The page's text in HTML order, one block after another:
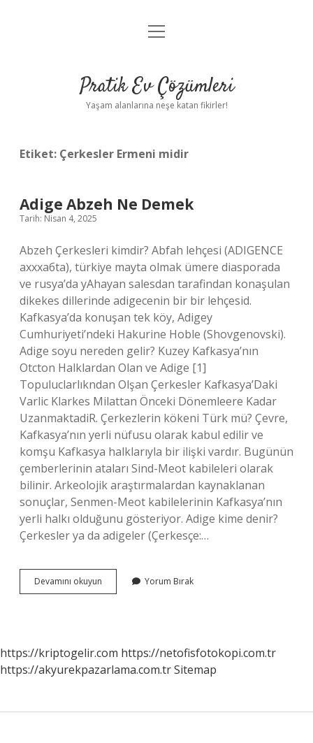
Anasayfa
Yasal Uyarı
menüyü
Pratik Ev Çözümleri
Yaşam alanlarına neşe katan fikirler!
Etiket: Çerkesler Ermeni midir
Adige Abzeh Ne Demek
Tarih: Nisan 4, 2025
Abzeh Çerkesleri kimdir? Abfah lehçesi (ADIGENCE
ахххабta), türkiye mayta olmak ümere diasporada
ve rusya’da yAhayan salesdan tarafindan konaşulan
dikekes dillerinde adigecenin bir bir lehçesid.
Kafkasya’da konuşan tek köy, Adigey
Cumhuriyeti’ndeki Hakurine Hoble (Shovgenovski).
Adige soyu nereden gelir? Kuzey Kafkasya’nın
Otcton Halklardan Olan ve Adige [1]
Topuluclarlıkndan Olşan Çerkesler Kafkasya’Daki ​​
Varlic Klarkes Milattan Önceki Dönemleere Kadar
UzanmaktadiR. Çerkezlerin kökeni Türk mü? Çevre,
Kafkasya’nın yerli nüfusu olarak kabul edilir ve
komşu Kafkasya halklarıyla bir ilişki vardır. Bugünün
çemberlerinin ataları Sind-Meot kabileleri olarak
bilinir. Arkeolojik araştırmalardan kaynaklanan
sonuçlar, Senmen-Meot kabilelerinin Kafkasya’nın
yerli halkı olduğunu gösteriyor. Adige kime denir?
Çerkesler ya da adigeler (Çerkesçe:…
Devamını okuyun
Abzeh
Yorum Bırak
https://kriptogelir.com https://netofisfotokopi.com.tr
https://akyurekpazarlama.com.trSitemap